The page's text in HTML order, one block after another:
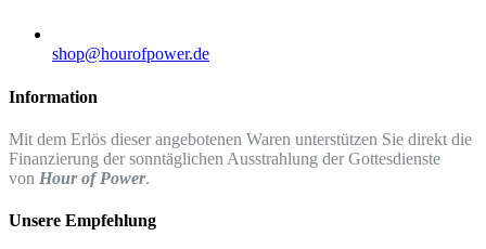
shop@hourofpower.de
Information
Mit dem Erlös dieser angebotenen Waren unterstützen Sie direkt die
Finanzierung der sonntäglichen Ausstrahlung der Gottesdienste
von Hour of Power.
Unsere Empfehlung